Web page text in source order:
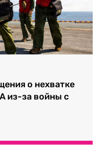
о нехватке
из-за войны с